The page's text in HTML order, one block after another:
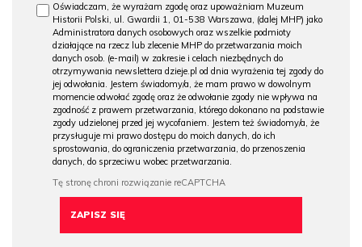
Oświadczam, że wyrażam zgodę oraz upoważniam Muzeum
Historii Polski, ul. Gwardii 1, 01-538 Warszawa, (dalej MHP) jako
Administratora danych osobowych oraz wszelkie podmioty
działające na rzecz lub zlecenie MHP do przetwarzania moich
danych osob. (e-mail) w zakresie i celach niezbędnych do
otrzymywania newslettera dzieje.pl od dnia wyrażenia tej zgody do
jej odwołania. Jestem świadomy/a, że mam prawo w dowolnym
momencie odwołać zgodę oraz że odwołanie zgody nie wpływa na
zgodność z prawem przetwarzania, którego dokonano na podstawie
zgody udzielonej przed jej wycofaniem. Jestem też świadomy/a, że
przysługuje mi prawo dostępu do moich danych, do ich
sprostowania, do ograniczenia przetwarzania, do przenoszenia
danych, do sprzeciwu wobec przetwarzania.